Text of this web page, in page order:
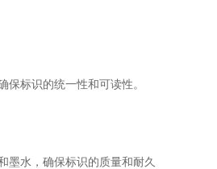
标识的统一性和可读性。
墨水，确保标识的质量和耐久